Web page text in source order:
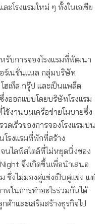
โรงแรมใหม่ ๆ ทั้งในเอเชีย
รับการจองโรงแรมที่พัฒนา
ร์เนชั่นแนล กลุ่มบริษัท
ฮเท็ล กรุ๊ป และเป็นแพล็ต
งออกแบบโดยบริษัทโรงแรม
ช้งานบนเครือข่ายโมบายซึ่ง
ดเร็วของการจองโรงแรมบน
โรงแรมที่พักที่สร้าง
ไลฟ์สไตล์ที่ไม่หยุดนิ่งของ
จึงเกิดขึ้นเพื่อนำเสนอ
ซึ่งไม่มองคู่แข่งเป็นคู่แข่ง แต่
ในการทำอะไรร่วมกันได้
ค้าและเสริมสร้างธุรกิจไป